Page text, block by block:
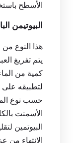
الأسطح
البيوتيمن
هذا النوع
يتم تفريغ
كمية من
لتطبيقه
حسب نوع
الأسمنت
البيوتمين
الانتهاء من